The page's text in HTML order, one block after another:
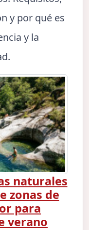
y por qué es
y la
naturales
zonas de
para
verano